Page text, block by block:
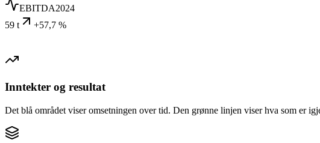
EBITDA2024
59 t
+57,7 %
Inntekter og resultat
Det blå området viser omsetningen over tid. Den grønne linjen viser hva som er